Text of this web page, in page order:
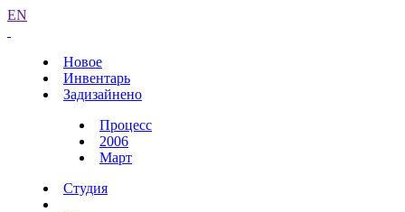
EN
Новое
Инвентарь
Задизайнено
Процесс
2006
Март
Студия